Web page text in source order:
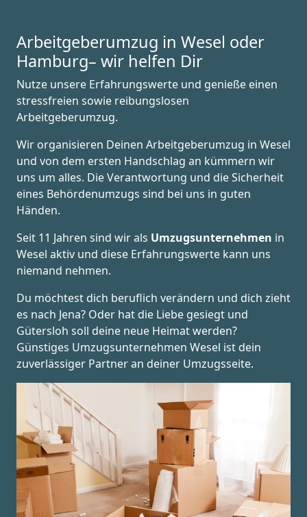
Arbeitgeberumzug in Wesel oder
Hamburg– wir helfen Dir
Nutze unsere Erfahrungswerte und genieße einen
stressfreien sowie reibungslosen
Arbeitgeberumzug.
Wir organisieren Deinen Arbeitgeberumzug in Wesel
und von dem ersten Handschlag an kümmern wir
uns um alles. Die Verantwortung und die Sicherheit
eines Behördenumzugs sind bei uns in guten
Händen.
Seit 11 Jahren sind wir als Umzugsunternehmen in
Wesel aktiv und diese Erfahrungswerte kann uns
niemand nehmen.
Du möchtest dich beruflich verändern und dich zieht
es nach Jena? Oder hat die Liebe gesiegt und
Gütersloh soll deine neue Heimat werden?
Günstiges Umzugsunternehmen Wesel ist dein
zuverlässiger Partner an deiner Umzugsseite.